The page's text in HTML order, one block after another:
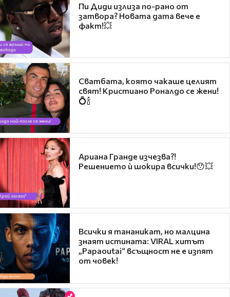
Пи Диди излиза по-рано от
затвора? Новата дата вече е
факт!💥
Сватбата, която чакаше целият
свят! Кристиано Роналдо се жени!
💍🍾
Ариана Гранде изчезва?!
Решението ѝ шокира всички!😯💥
Всички я тананикат, но малцина
знаят истината: VIRAL хитът
„Papaoutai“ всъщност не е изпят
от човек!